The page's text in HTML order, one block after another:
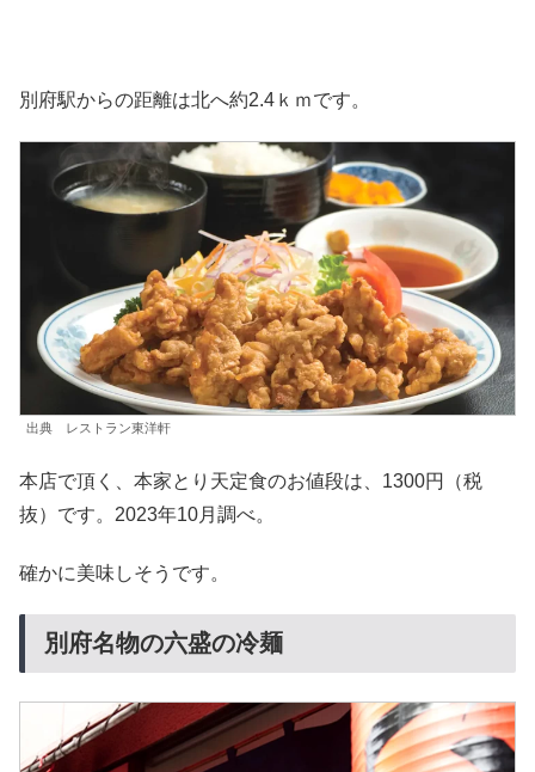
別府駅からの距離は北へ約2.4ｋｍです。
出典 レストラン東洋軒
本店で頂く、本家とり天定食のお値段は、1300円（税
抜）です。2023年10月調べ。
確かに美味しそうです。
別府名物の六盛の冷麺